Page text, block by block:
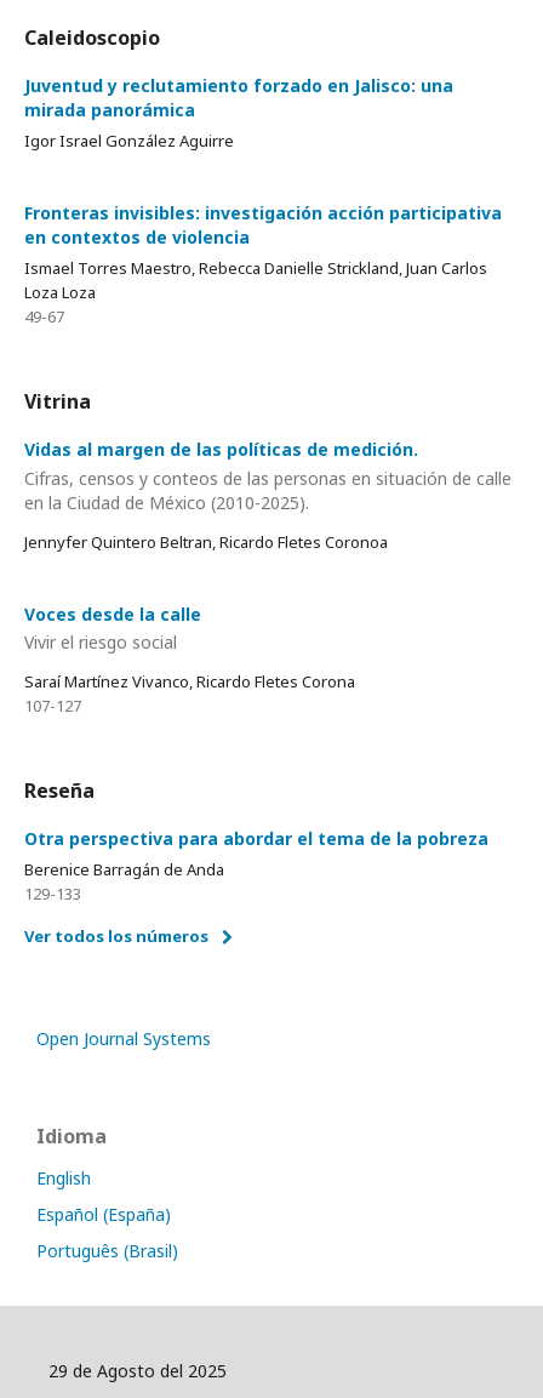
Caleidoscopio
Juventud y reclutamiento forzado en Jalisco: una
mirada panorámica
Igor Israel González Aguirre
Fronteras invisibles: investigación acción participativa
en contextos de violencia
Ismael Torres Maestro, Rebecca Danielle Strickland, Juan Carlos
Loza Loza
49-67
Vitrina
Vidas al margen de las políticas de medición.
Cifras, censos y conteos de las personas en situación de calle
en la Ciudad de México (2010-2025).
Jennyfer Quintero Beltran, Ricardo Fletes Coronoa
Voces desde la calle
Vivir el riesgo social
Saraí Martínez Vivanco, Ricardo Fletes Corona
107-127
Reseña
Otra perspectiva para abordar el tema de la pobreza
Berenice Barragán de Anda
129-133
Ver todos los números
Open Journal Systems
Idioma
English
Español (España)
Português (Brasil)
29 de Agosto del 2025